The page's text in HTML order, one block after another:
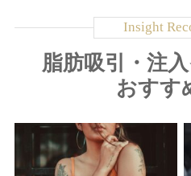
脂肪吸引・注
おすす